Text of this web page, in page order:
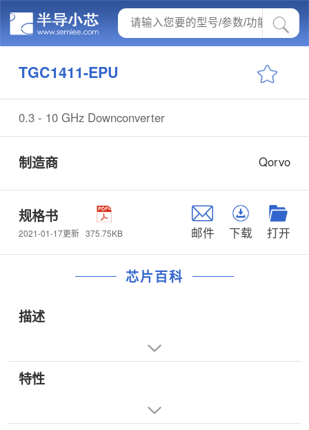
TGC1411-EPU
0.3 - 10 GHz Downconverter
制造商 Qorvo
规格书
2021-01-17更新 375.75KB 邮件 下载 打开
芯片百科
描述
特性